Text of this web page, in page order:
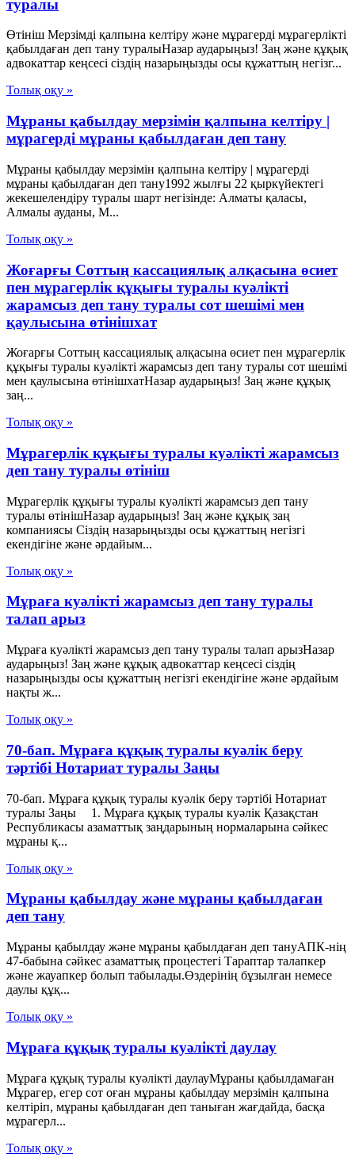
туралы
Өтініш Мерзімді қалпына келтіру және мұрагерді мұрагерлікті
қабылдаған деп тану туралыНазар аударыңыз! Заң және құқық
адвокаттар кеңсесі сіздің назарыңызды осы құжаттың негізг...
Толық оқу »
Мұраны қабылдау мерзімін қалпына келтіру |
мұрагерді мұраны қабылдаған деп тану
Мұраны қабылдау мерзімін қалпына келтіру | мұрагерді
мұраны қабылдаған деп тану1992 жылғы 22 қыркүйектегі
жекешелендіру туралы шарт негізінде: Алматы қаласы,
Алмалы ауданы, М...
Толық оқу »
Жоғарғы Соттың кассациялық алқасына өсиет
пен мұрагерлік құқығы туралы куәлікті
жарамсыз деп тану туралы сот шешімі мен
қаулысына өтінішхат
Жоғарғы Соттың кассациялық алқасына өсиет пен мұрагерлік
құқығы туралы куәлікті жарамсыз деп тану туралы сот шешімі
мен қаулысына өтінішхатНазар аударыңыз! Заң және құқық
заң...
Толық оқу »
Мұрагерлік құқығы туралы куәлікті жарамсыз
деп тану туралы өтініш
Мұрагерлік құқығы туралы куәлікті жарамсыз деп тану
туралы өтінішНазар аударыңыз! Заң және құқық заң
компаниясы Сіздің назарыңызды осы құжаттың негізгі
екендігіне және әрдайым...
Толық оқу »
Мұраға куәлікті жарамсыз деп тану туралы
талап арыз
Мұраға куәлікті жарамсыз деп тану туралы талап арызНазар
аударыңыз! Заң және құқық адвокаттар кеңсесі сіздің
назарыңызды осы құжаттың негізгі екендігіне және әрдайым
нақты ж...
Толық оқу »
70-бап. Мұраға құқық туралы куәлiк беру
тәртiбi Нотариат туралы Заңы
70-бап. Мұраға құқық туралы куәлiк беру тәртiбi Нотариат
туралы Заңы 1. Мұраға құқық туралы куәлiк Қазақстан
Республикасы азаматтық заңдарының нормаларына сәйкес
мұраны қ...
Толық оқу »
Мұраны қабылдау және мұраны қабылдаған
деп тану
Мұраны қабылдау және мұраны қабылдаған деп тануАПК-нің
47-бабына сәйкес азаматтық процестегі Тараптар талапкер
және жауапкер болып табылады.Өздерінің бұзылған немесе
даулы құқ...
Толық оқу »
Мұраға құқық туралы куәлікті даулау
Мұраға құқық туралы куәлікті даулауМұраны қабылдамаған
Мұрагер, егер сот оған мұраны қабылдау мерзімін қалпына
келтіріп, мұраны қабылдаған деп таныған жағдайда, басқа
мұрагерл...
Толық оқу »